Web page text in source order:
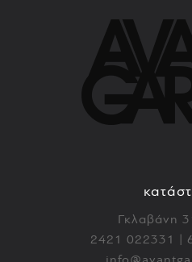
Γκλαβάνη
2421 022331 |